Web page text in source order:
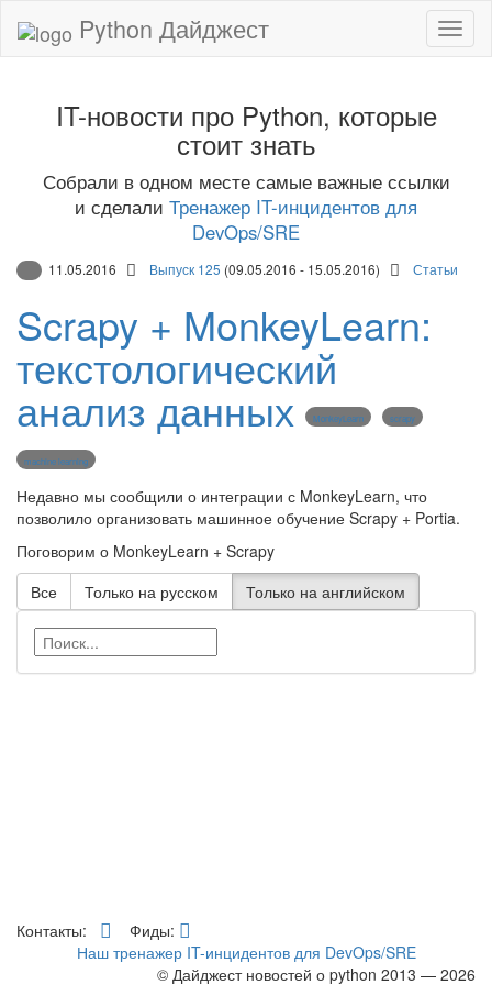
Python Дайджест
IT-новости про Python, которые
стоит знать
Собрали в одном месте самые важные ссылки
и сделали Тренажер IT-инцидентов для
DevOps/SRE
11.05.2016 Выпуск 125 (09.05.2016 - 15.05.2016) Статьи
Scrapy + MonkeyLearn:
текстологический
анализ данных MonkeyLearn scrapy
machine learning
Недавно мы сообщили о интеграции с MonkeyLearn, что
позволило организовать машинное обучение Scrapy + Portia.
Поговорим о MonkeyLearn + Scrapy
Все
Только на русском Только на английском
Контакты:
Фиды:
Наш тренажер IT-инцидентов для DevOps/SRE
© Дайджест новостей о python 2013 — 2026